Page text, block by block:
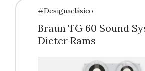
#Designaclásico
Braun TG 60 Sound
Dieter Rams